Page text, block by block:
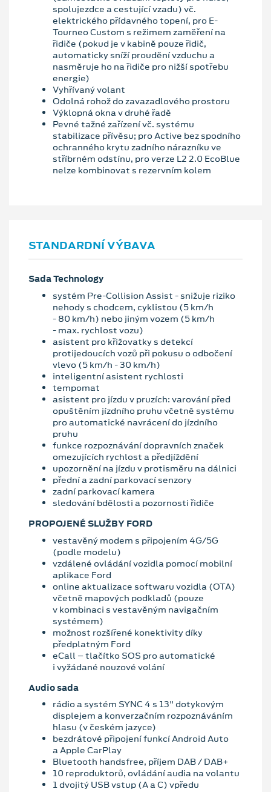
spolujezdce a cestující vzadu) vč.
elektrického přídavného topení, pro E-
Tourneo Custom s režimem zaměření na
řidiče (pokud je v kabině pouze řidič,
automaticky sníží proudění vzduchu a
nasměruje ho na řidiče pro nižší spotřebu
energie)
Vyhřívaný volant
Odolná rohož do zavazadlového prostoru
Výklopná okna v druhé řadě
Pevné tažné zařízení vč. systému
stabilizace přívěsu; pro Active bez spodního
ochranného krytu zadního nárazníku ve
stříbrném odstínu, pro verze L2 2.0 EcoBlue
nelze kombinovat s rezervním kolem
STANDARDNÍ VÝBAVA
Sada Technology
systém Pre-Collision Assist - snižuje riziko
nehody s chodcem, cyklistou (5 km/h
- 80 km/h) nebo jiným vozem (5 km/h
- max. rychlost vozu)
asistent pro křižovatky s detekcí
protijedoucích vozů při pokusu o odbočení
vlevo (5 km/h - 30 km/h)
inteligentní asistent rychlosti
tempomat
asistent pro jízdu v pruzích: varování před
opuštěním jízdního pruhu včetně systému
pro automatické navrácení do jízdního
pruhu
funkce rozpoznávání dopravních značek
omezujících rychlost a předjíždění
upozornění na jízdu v protisměru na dálnici
přední a zadní parkovací senzory
zadní parkovací kamera
sledování bdělosti a pozornosti řidiče
PROPOJENÉ SLUŽBY FORD
vestavěný modem s připojením 4G/5G
(podle modelu)
vzdálené ovládání vozidla pomocí mobilní
aplikace Ford
online aktualizace softwaru vozidla (OTA)
včetně mapových podkladů (pouze
v kombinaci s vestavěným navigačním
systémem)
možnost rozšířené konektivity díky
předplatným Ford
eCall – tlačítko SOS pro automatické
i vyžádané nouzové volání
Audio sada
rádio a systém SYNC 4 s 13" dotykovým
displejem a konverzačním rozpoznáváním
hlasu (v českém jazyce)
bezdrátové připojení funkcí Android Auto
a Apple CarPlay
Bluetooth handsfree, příjem DAB / DAB+
10 reproduktorů, ovládání audia na volantu
1 dvojitý USB vstup (A a C) vpředu